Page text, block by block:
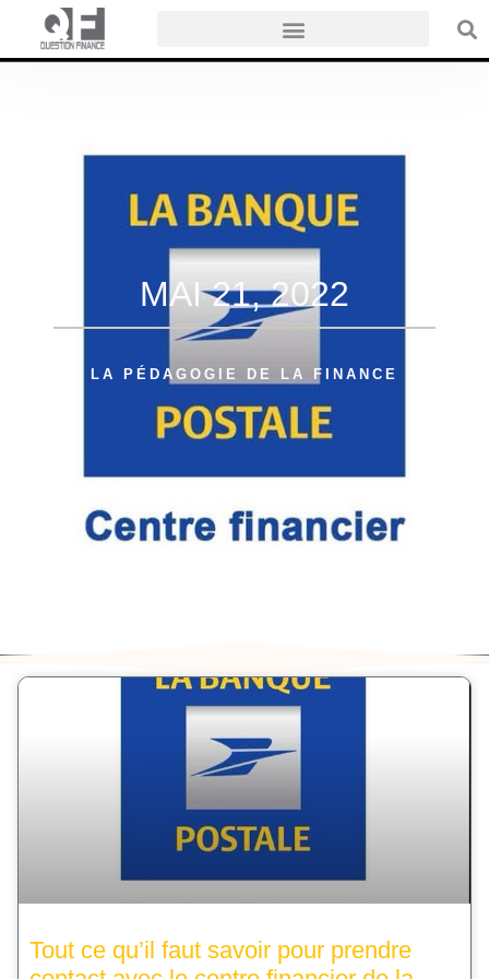
MAI 21, 2022
LA PÉDAGOGIE DE LA FINANCE
Tout ce qu’il faut savoir pour prendre